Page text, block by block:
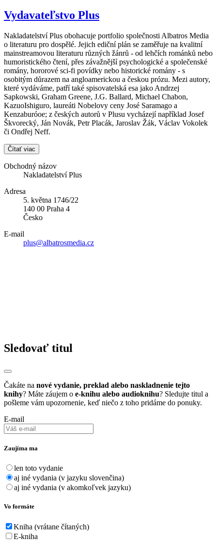
Vydavateľstvo Plus
Nakladatelství Plus obohacuje portfolio společnosti Albatros Media
o literaturu pro dospělé. Jejich ediční plán se zaměřuje na kvalitní
mainstreamovou literaturu různých žánrů - od lehčích románků nebo
humoristického čtení, přes závažnější psychologické a společenské
romány, hororové sci-fi povídky nebo historické romány - s
osobitým důrazem na angloamerickou a českou prózu. Mezi autory,
které vydáváme, patří také spisovatelská esa jako Andrzej
Sapkowski, Graham Greene, J.G. Ballard, Michael Chabon,
KazuoIshiguro, laureáti Nobelovy ceny José Saramago a
Kenzaburóoe; z českých autorů v Plusu vycházejí například Josef
Škvorecký, Ján Novák, Petr Placák, Jaroslav Žák, Václav Vokolek
či Ondřej Neff.
Čítať viac
Obchodný názov
Nakladatelství Plus
Adresa
5. května 1746/22
140 00 Praha 4
Česko
E-mail
plus@albatrosmedia.cz
Sledovať titul
Čakáte na nové vydanie, preklad alebo naskladnenie tejto
knihy? Máte záujem o e-knihu alebo audioknihu? Sledujte titul a
pošleme vám upozornenie, keď niečo z toho pridáme do ponuky.
E-mail
Zaujíma ma
len toto vydanie
aj iné vydania (v jazyku slovenčina)
aj iné vydania (v akomkoľvek jazyku)
Vo formáte
Kniha (vrátane čítaných)
E-kniha